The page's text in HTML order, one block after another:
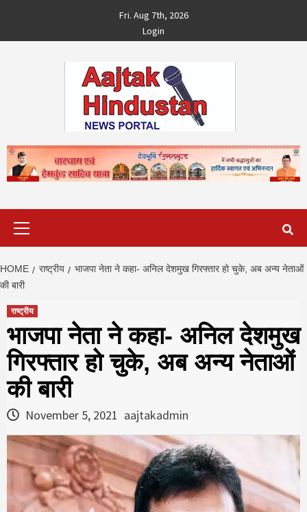
content
Fri. Aug 7th, 2026
Login
HOME राष्ट्रीय
भाजपा नेता ने कहा- अनिल देशमुख गिरफ्तार हो चुके, अब अन्य नेताओं
की बारी
राष्ट्रीय
भाजपा नेता ने कहा- अनिल देशमुख
गिरफ्तार हो चुके, अब अन्य नेताओं
की बारी
November 5, 2021 aajtakadmin